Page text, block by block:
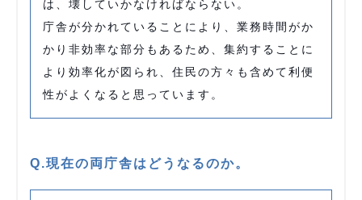
は、壊していかなければならない。
庁舎が分かれていることにより、業務時間がか
かり非効率な部分もあるため、集約することに
より効率化が図られ、住民の方々も含めて利便
性がよくなると思っています。
Q.現在の両庁舎はどうなるのか。